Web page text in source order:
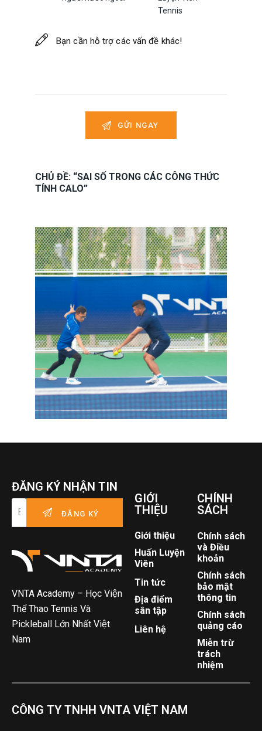
Tennis
CHỦ ĐỀ: “SAI SỐ TRONG CÁC CÔNG THỨC
TÍNH CALO”
ĐĂNG KÝ NHẬN TIN
VNTA Academy – Học Viện
Thể Thao Tennis Và
Pickleball Lớn Nhất Việt
Nam
GIỚI
THIỆU
Giới thiệu
Huấn Luyện
Viên
Tin tức
Địa điểm
sân tập
Liên hệ
CHÍNH
SÁCH
Chính sách
và Điều
khoản
Chính sách
bảo mật
thông tin
Chính sách
quảng cáo
Miễn trừ
trách
nhiệm
CÔNG TY TNHH VNTA VIỆT NAM